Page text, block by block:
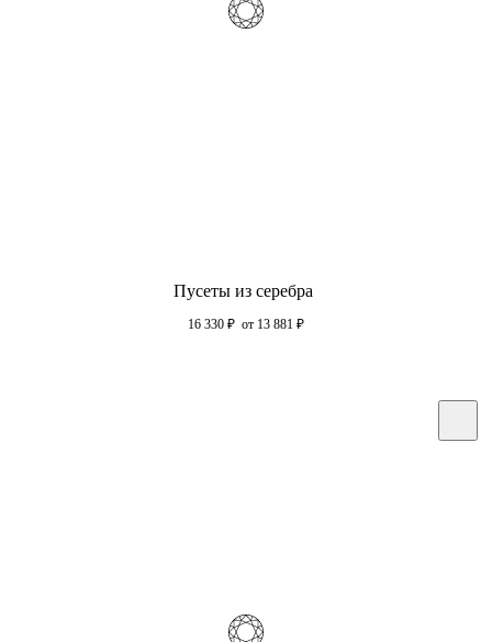
Пусеты из серебра
16 330 ₽ от 13 881 ₽